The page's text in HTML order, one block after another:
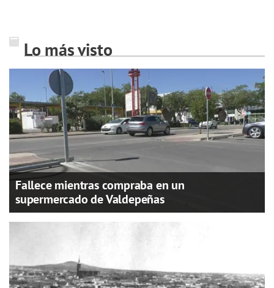
Lo más visto
Fallece mientras compraba en un
supermercado de Valdepeñas